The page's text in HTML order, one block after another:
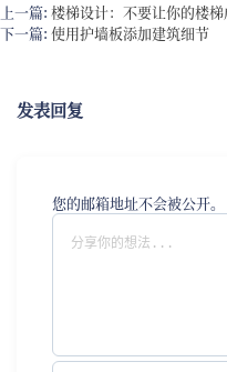
上一篇: 楼梯设计：不要让你的楼
下一篇: 使用护墙板添加建筑细节
发表回复
您的邮箱地址不会被公开。